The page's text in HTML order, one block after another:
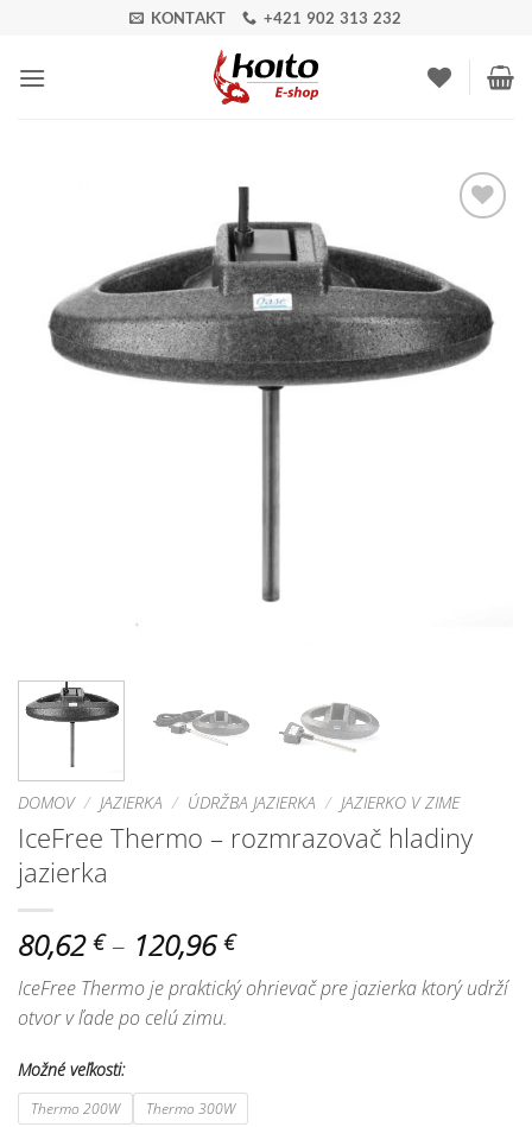
content
KONTAKT +421 902 313 232
obľúbených!
DOMOV / JAZIERKA / ÚDRŽBA JAZIERKA / JAZIERKO V ZIME
IceFree Thermo – rozmrazovač hladiny
jazierka
80,62 € – 120,96 €Price
range:
80,62 €
IceFree Thermo je praktický ohrievač pre jazierka ktorý udrží
otvor v ľade po celú zimu.
Možné veľkosti:
Thermo 200W Thermo 300W